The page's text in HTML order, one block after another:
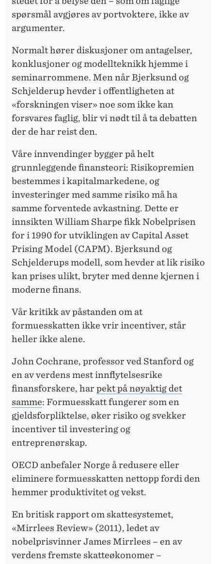
spørsmål avgjøres av portvoktere, ikke av
argumenter.
Normalt hører diskusjoner om antagelser,
konklusjoner og modellteknikk hjemme i
seminarrommene. Men når Bjerksund og
Schjelderup hevder i offentligheten at
«forskningen viser» noe som ikke kan
forsvares faglig, blir vi nødt til å ta debatten
der de har reist den.
Våre innvendinger bygger på helt
grunnleggende finansteori: Risikopremien
bestemmes i kapitalmarkedene, og
investeringer med samme risiko må ha
samme forventede avkastning. Dette er
innsikten William Sharpe fikk Nobelprisen
for i 1990 for utviklingen av Capital Asset
Prising Model (CAPM). Bjerksund og
Schjelderups modell, som hevder at lik risiko
kan prises ulikt, bryter med denne kjernen i
moderne finans.
Vår kritikk av påstanden om at
formuesskatten ikke vrir incentiver, står
heller ikke alene.
John Cochrane, professor ved Stanford og
en av verdens mest innflytelsesrike
finansforskere, har pekt på nøyaktig det
samme: Formuesskatt fungerer som en
gjeldsforpliktelse, øker risiko og svekker
incentiver til investering og
entreprenørskap.
OECD anbefaler Norge å redusere eller
eliminere formuesskatten nettopp fordi den
hemmer produktivitet og vekst.
En britisk rapport om skattesystemet,
«Mirrlees Review» (2011), ledet av
nobelprisvinner James Mirrlees – en av
verdens fremste skatteøkonomer –